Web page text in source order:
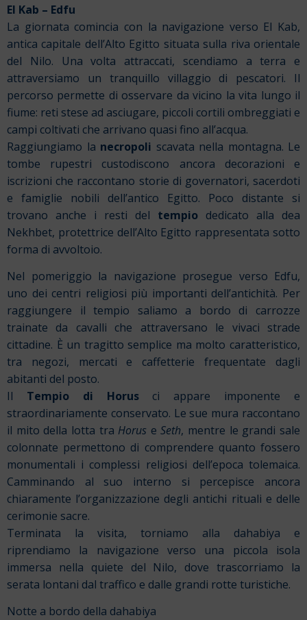
El Kab – Edfu
La giornata comincia con la navigazione verso El Kab,
antica capitale dell’Alto Egitto situata sulla riva orientale
del Nilo. Una volta attraccati, scendiamo a terra e
attraversiamo un tranquillo villaggio di pescatori. Il
percorso permette di osservare da vicino la vita lungo il
fiume: reti stese ad asciugare, piccoli cortili ombreggiati e
campi coltivati che arrivano quasi fino all’acqua.
Raggiungiamo la necropoli scavata nella montagna. Le
tombe rupestri custodiscono ancora decorazioni e
iscrizioni che raccontano storie di governatori, sacerdoti
e famiglie nobili dell’antico Egitto. Poco distante si
trovano anche i resti del tempio dedicato alla dea
Nekhbet, protettrice dell’Alto Egitto rappresentata sotto
forma di avvoltoio.
Nel pomeriggio la navigazione prosegue verso Edfu,
uno dei centri religiosi più importanti dell’antichità. Per
raggiungere il tempio saliamo a bordo di carrozze
trainate da cavalli che attraversano le vivaci strade
cittadine. È un tragitto semplice ma molto caratteristico,
tra negozi, mercati e caffetterie frequentate dagli
abitanti del posto.
Il Tempio di Horusci appare imponente e
straordinariamente conservato. Le sue mura raccontano
il mito della lotta tra Horus eSeth, mentre le grandi sale
colonnate permettono di comprendere quanto fossero
monumentali i complessi religiosi dell’epoca tolemaica.
Camminando al suo interno si percepisce ancora
chiaramente l’organizzazione degli antichi rituali e delle
cerimonie sacre.
Terminata la visita, torniamo alla dahabiya e
riprendiamo la navigazione verso una piccola isola
immersa nella quiete del Nilo, dove trascorriamo la
serata lontani dal traffico e dalle grandi rotte turistiche.
Notte a bordo della dahabiya